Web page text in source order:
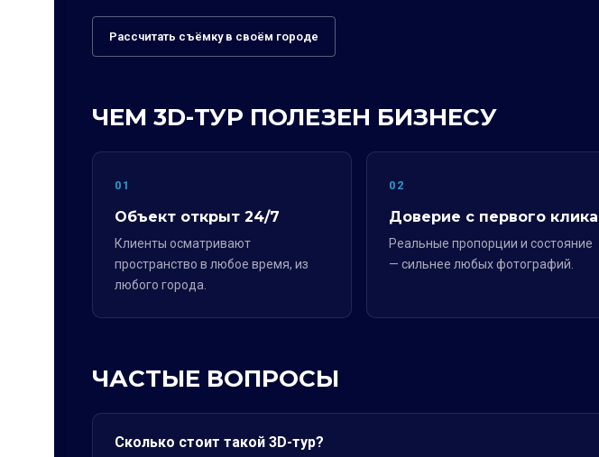
Рассчитать съёмку в своём городе
ЧЕМ 3D-ТУР ПОЛЕЗЕН БИЗНЕСУ
01
Объект открыт 24/7
Клиенты осматривают
пространство в любое время, из
любого города.
02
Доверие с первого клика
Реальные пропорции и состояние
— сильнее любых фотографий.
ЧАСТЫЕ ВОПРОСЫ
Сколько стоит такой 3D-тур?